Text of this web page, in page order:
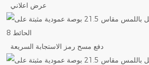
عرض اعلاني
دفع مسح رمز الاستجابة السريعة